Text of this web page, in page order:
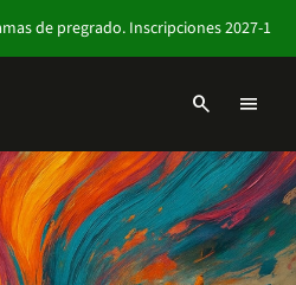
de pregrado. Inscripciones 2027-1
search menu